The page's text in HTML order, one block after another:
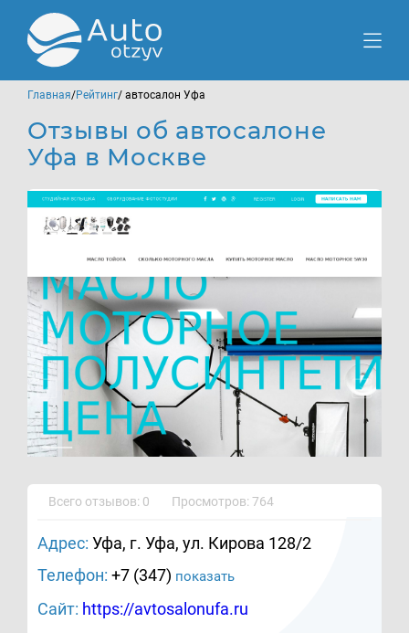
Главная/Рейтинг/ автосалон Уфа
Отзывы об автосалоне
Уфа в Москве
Всего отзывов: 0 Просмотров: 764
Адрес: Уфа, г. Уфа, ул. Кирова 128/2
Телефон: +7 (347) показать
Сайт: https://avtosalonufa.ru